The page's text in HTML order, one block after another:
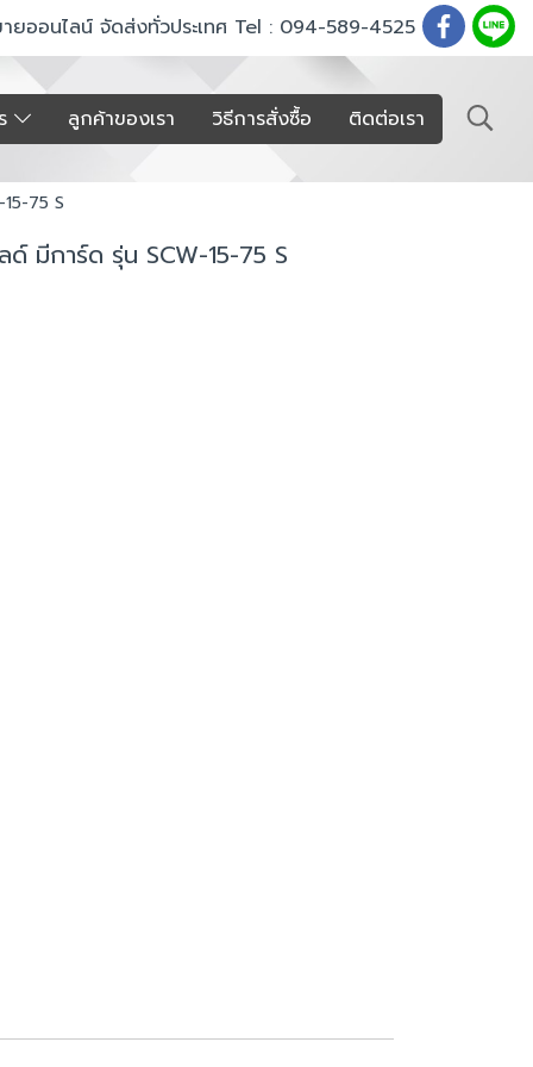
ยออนไลน์ จัดส่งทั่วประเทศ Tel : 094-589-4525
ลูกค้าของเรา วิธีการสั่งซื้อ ติดต่อเรา
75 S
มีการ์ด รุ่น SCW-15-75 S